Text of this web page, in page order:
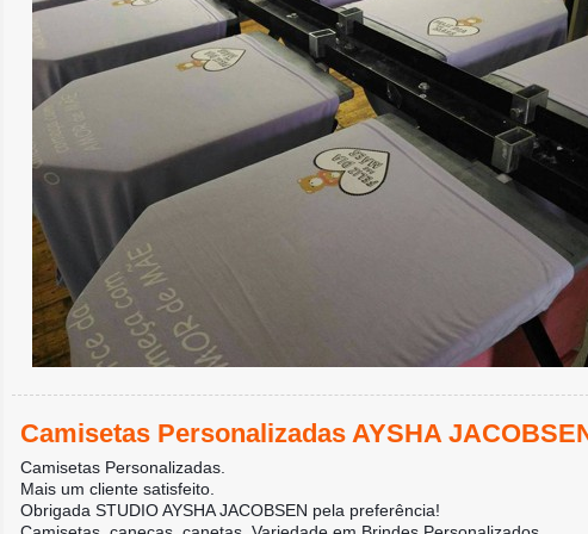
Camisetas Personalizadas AYSHA
Camisetas Personalizadas.
Mais um cliente satisfeito.
Obrigada STUDIO AYSHA JACOBSEN pela preferência!